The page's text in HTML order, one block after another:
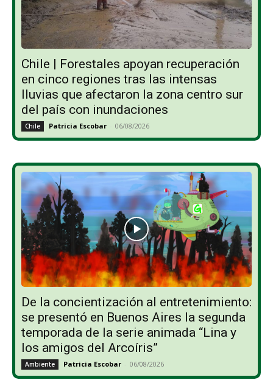
Chile | Forestales apoyan recuperación
en cinco regiones tras las intensas
lluvias que afectaron la zona centro sur
del país con inundaciones
Chile Patricia Escobar - 06/08/2026
De la concientización al entretenimiento:
se presentó en Buenos Aires la segunda
temporada de la serie animada “Lina y
los amigos del Arcoíris”
Ambiente Patricia Escobar - 06/08/2026